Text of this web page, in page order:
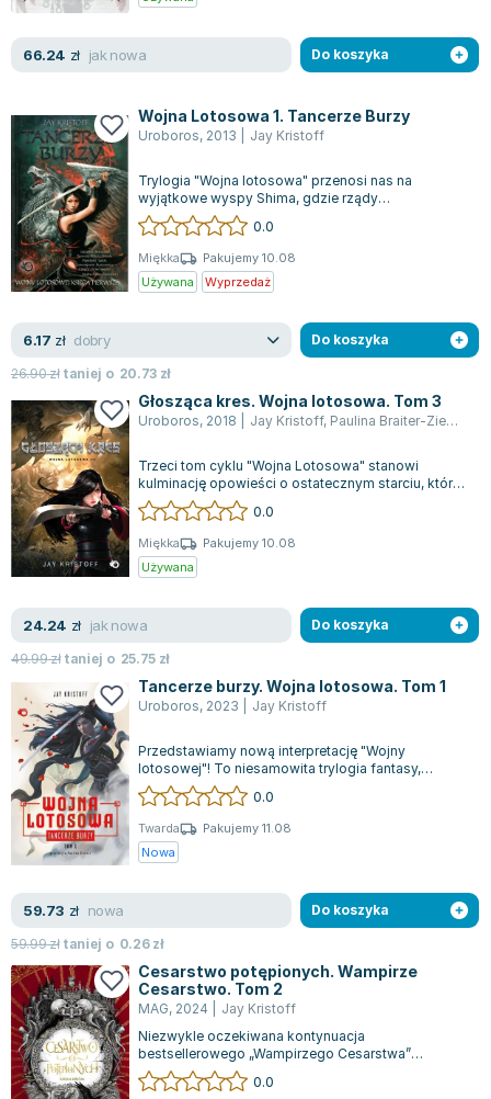
66.24 zł jak nowa Do koszyka
Wojna Lotosowa 1. Tancerze Burzy
Uroboros, 2013 Jay Kristoff
Trylogia "Wojna lotosowa" przenosi nas na
wyjątkowe wyspy Shima, gdzie rządy
despotycznego szoguna prowadzą kraj na skraj
katastro...
0.0
Miękka
Pakujemy 10.08
Używana
Wyprzedaż
6.17 zł dobry
26.90złtaniej o 20.73 zł
Do koszyka
Głosząca kres. Wojna lotosowa. Tom 3
Uroboros, 2018 Jay Kristoff, Paulina Braiter-Ziemkiewicz
Trzeci tom cyklu "Wojna Lotosowa" stanowi
kulminację opowieści o ostatecznym starciu, które
zdecyduje o przyszłości Gildii. Ta wci...
0.0
Miękka
Pakujemy 10.08
Używana
24.24 zł jak nowa
49.99złtaniej o 25.75 zł
Do koszyka
Tancerze burzy. Wojna lotosowa. Tom 1
Uroboros, 2023 Jay Kristoff
Przedstawiamy nową interpretację "Wojny
lotosowej"! To niesamowita trylogia fantasy,
osadzona w świecie, gdzie steampunk splata si...
0.0
Twarda
Pakujemy 11.08
Nowa
59.73 zł nowa
59.99złtaniej o 0.26zł
Do koszyka
Cesarstwo potępionych. Wampirze
Cesarstwo. Tom 2
MAG, 2024
Jay Kristoff
Niezwykle oczekiwana kontynuacja
bestsellerowego „Wampirzego Cesarstwa”
autorstwa, które zdobyło uznanie Sunday Timesa.
V.E. Schwa...
0.0